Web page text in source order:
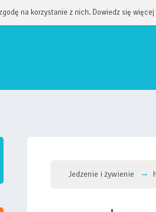
na korzystanie z nich. Dowiedz się więcej
Jedzenie i żywienie